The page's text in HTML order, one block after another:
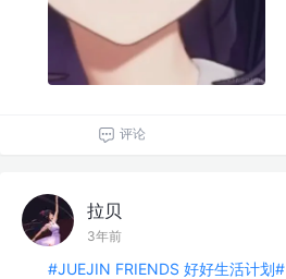
评论
拉贝
3年前
#JUEJIN FRIENDS 好好生活计划#